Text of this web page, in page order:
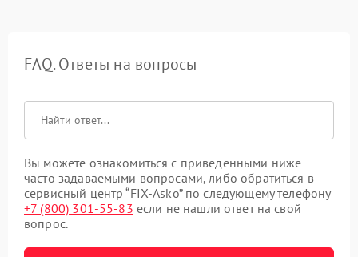
FAQ. Ответы на вопросы
Вы можете ознакомиться с приведенными ниже
часто задаваемыми вопросами, либо обратиться в
сервисный центр “FIX-Asko” по следующему телефону
+7 (800) 301-55-83 если не нашли ответ на свой
вопрос.